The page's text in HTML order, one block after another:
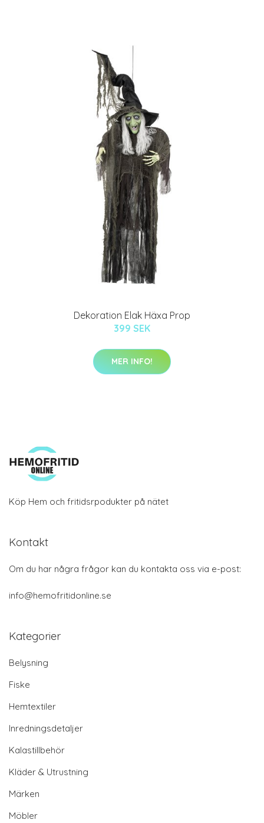
Dekoration Elak Häxa Prop
399 SEK
MER INFO!
Köp Hem och fritidsrpodukter på nätet
Kontakt
Om du har några frågor kan du kontakta oss via e-post:
info@hemofritidonline.se
Kategorier
Belysning
Fiske
Hemtextiler
Inredningsdetaljer
Kalastillbehör
Kläder & Utrustning
Märken
Möbler